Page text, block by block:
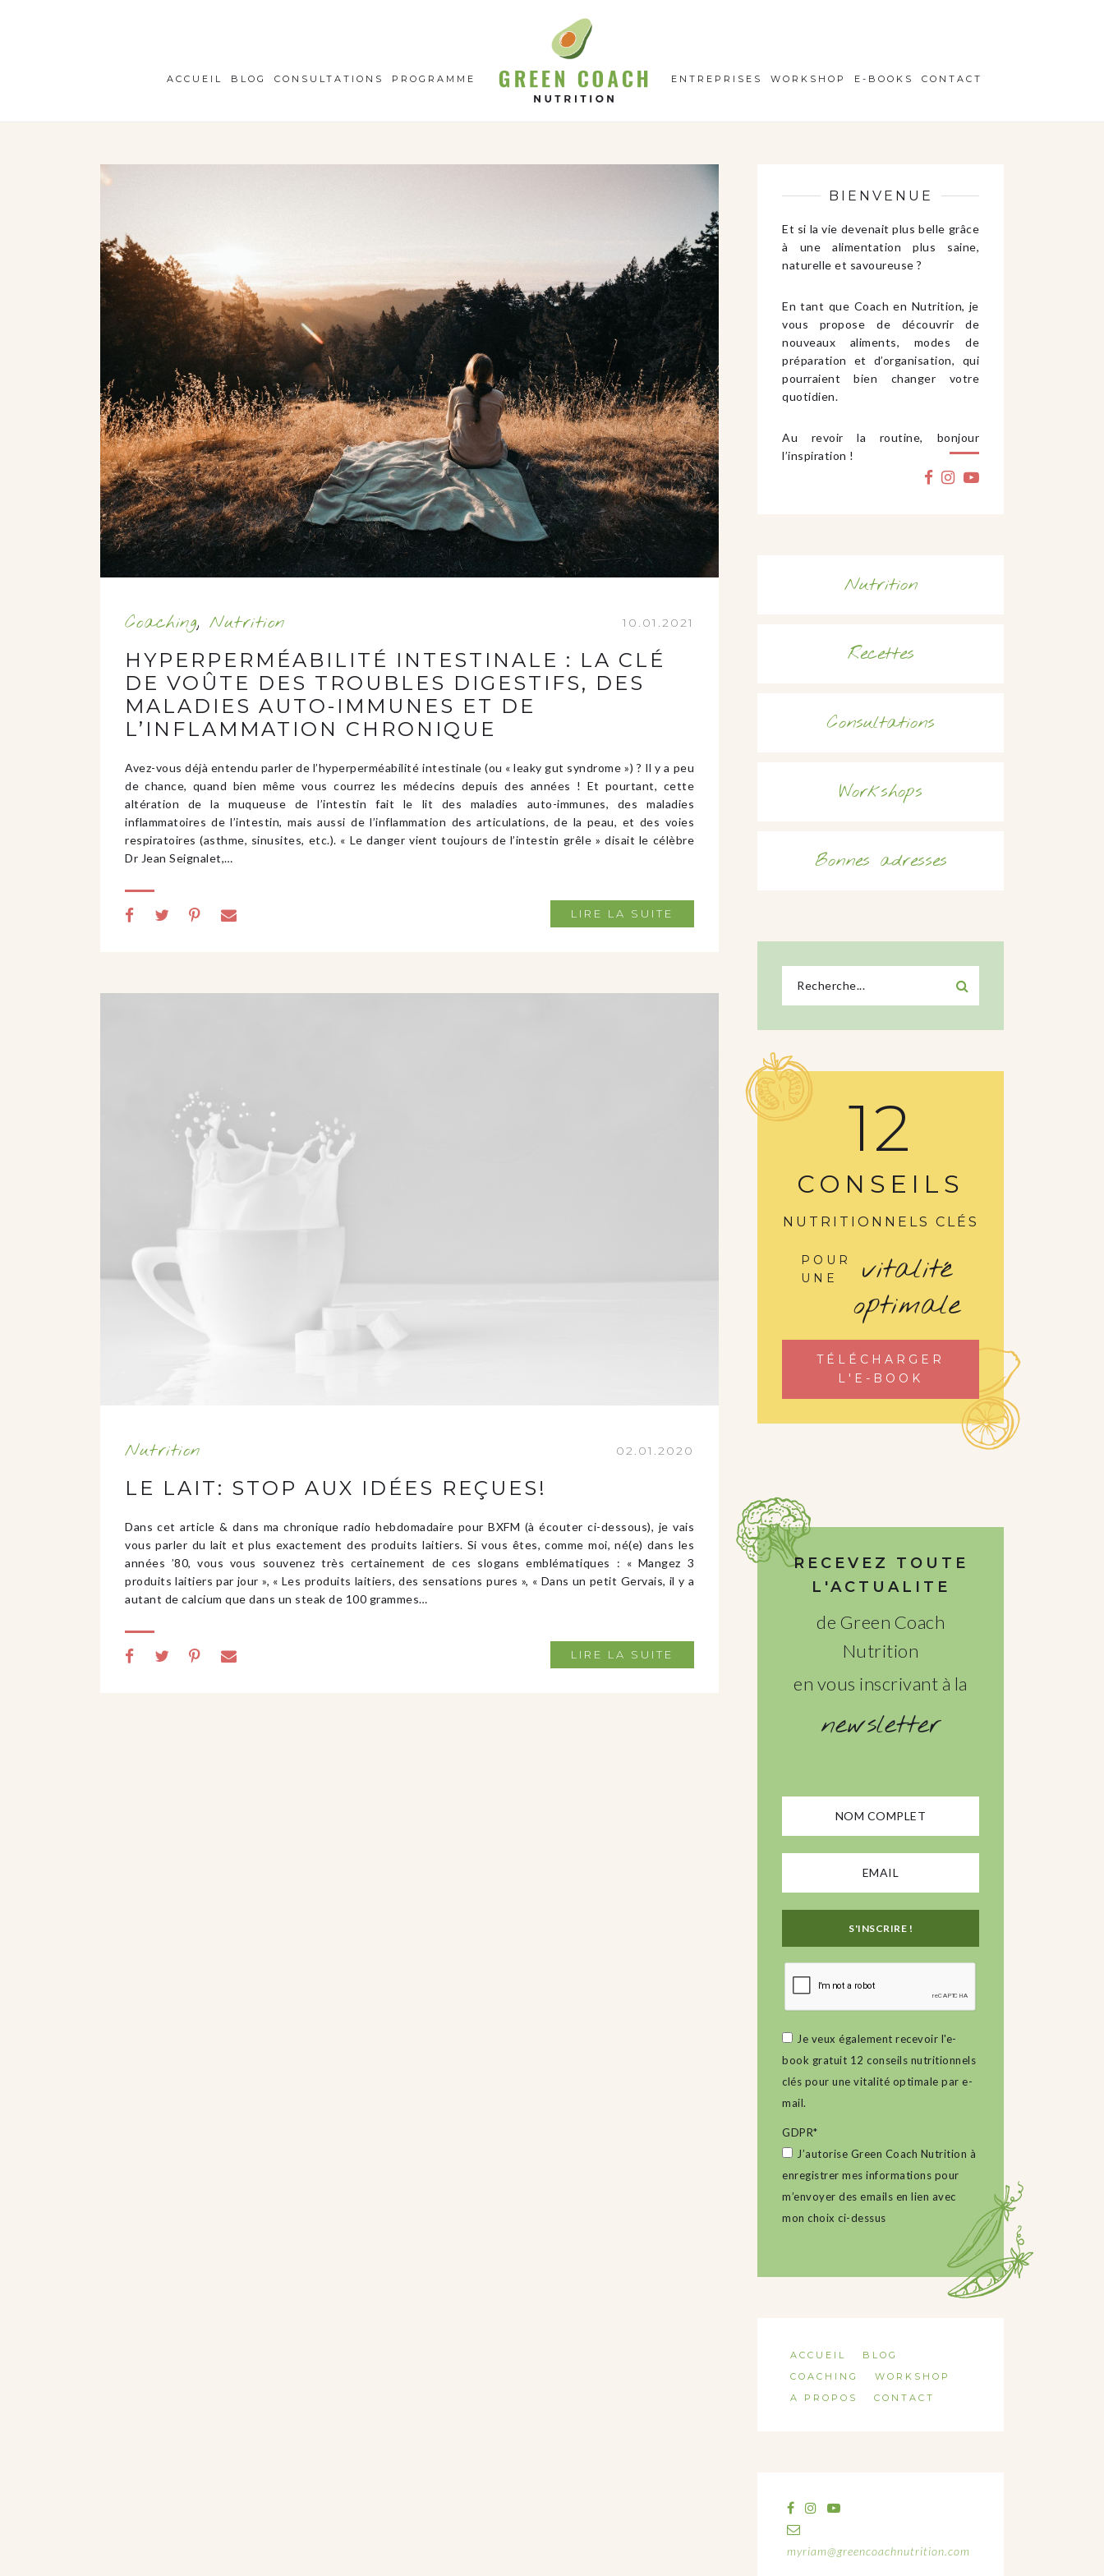
ACCUEIL BLOG CONSULTATIONS PROGRAMME
GCN
ENTREPRISES WORKSHOP E-BOOKS CONTACT
Coaching, Nutrition 10.01.2021
HYPERPERMÉABILITÉ INTESTINALE : LA CLÉ
DE VOÛTE DES TROUBLES DIGESTIFS, DES
MALADIES AUTO-IMMUNES ET DE
L’INFLAMMATION CHRONIQUE
Avez-vous déjà entendu parler de l’hyperperméabilité intestinale (ou « leaky gut syndrome ») ? Il y a peu
de chance, quand bien même vous courrez les médecins depuis des années ! Et pourtant, cette
altération de la muqueuse de l’intestin fait le lit des maladies auto-immunes, des maladies
inflammatoires de l’intestin, mais aussi de l’inflammation des articulations, de la peau, et des voies
respiratoires (asthme, sinusites, etc.). « Le danger vient toujours de l’intestin grêle » disait le célèbre
Dr Jean Seignalet,…
LIRE LA SUITE
Nutrition 02.01.2020
LE LAIT: STOP AUX IDÉES REÇUES!
Dans cet article & dans ma chronique radio hebdomadaire pour BXFM (à écouter ci-dessous), je vais
vous parler du lait et plus exactement des produits laitiers. Si vous êtes, comme moi, né(e) dans les
années ’80, vous vous souvenez très certainement de ces slogans emblématiques : « Mangez 3
produits laitiers par jour », « Les produits laitiers, des sensations pures », « Dans un petit Gervais, il y a
autant de calcium que dans un steak de 100 grammes…
LIRE LA SUITE
BIENVENUE
Et si la vie devenait plus belle grâce
à une alimentation plus saine,
naturelle et savoureuse ?
En tant que Coach en Nutrition, je
vous propose de découvrir de
nouveaux aliments, modes de
préparation et d’organisation, qui
pourraient bien changer votre
quotidien.
Au revoir la routine, bonjour
l’inspiration !
Nutrition
Recettes
Consultations
Workshops
Bonnes adresses
12
CONSEILS
NUTRITIONNELS CLÉS
POUR
UNE
vitalité
optimale
TÉLÉCHARGER
L'E-BOOK
RECEVEZ TOUTE
L'ACTUALITE
de Green Coach
Nutrition
en vous inscrivant à la
newsletter
Je veux également recevoir l'e-
book gratuit 12 conseils nutritionnels
clés pour une vitalité optimale par e-
mail.
GDPR*
J’autorise Green Coach Nutrition à
enregistrer mes informations pour
m’envoyer des emails en lien avec
mon choix ci-dessus
ACCUEIL
BLOG
COACHING
WORKSHOP
A PROPOS
CONTACT
myriam@greencoachnutrition.com